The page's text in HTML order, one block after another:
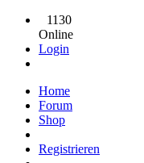
1130
Online
Login
Home
Forum
Shop
Registrieren